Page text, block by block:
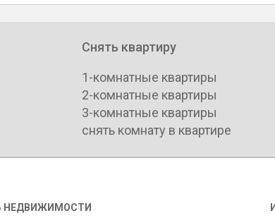
Снять квартиру
1-комнатные квартиры
2-комнатные квартиры
3-комнатные квартиры
снять комнату в квартире
НЕДВИЖИМОСТИ